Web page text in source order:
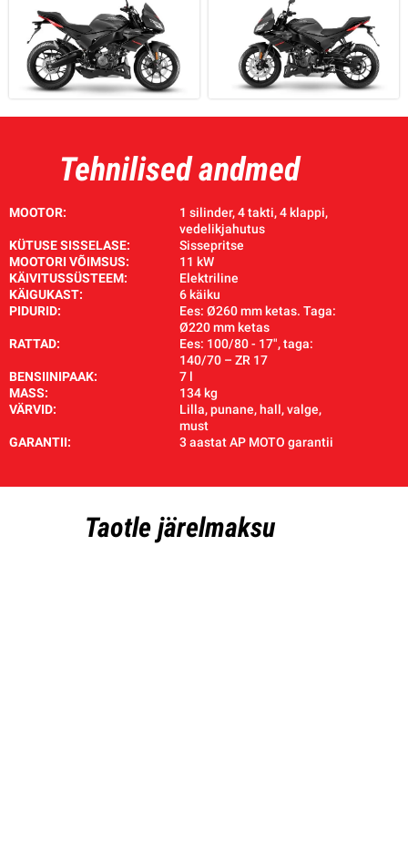
Tehnilised andmed
MOOTOR:
1 silinder, 4 takti, 4 klappi,
vedelikjahutus
KÜTUSE SISSELASE:
Sissepritse
MOOTORI VÕIMSUS:
11 kW
KÄIVITUSSÜSTEEM:
Elektriline
KÄIGUKAST:
6 käiku
PIDURID:
Ees: Ø260 mm ketas. Taga:
Ø220 mm ketas
RATTAD:
Ees: 100/80 - 17", taga:
140/70 – ZR 17
BENSIINIPAAK:
7 l
MASS:
134 kg
VÄRVID:
Lilla, punane, hall, valge,
must
GARANTII:
3 aastat AP MOTO garantii
Taotle järelmaksu